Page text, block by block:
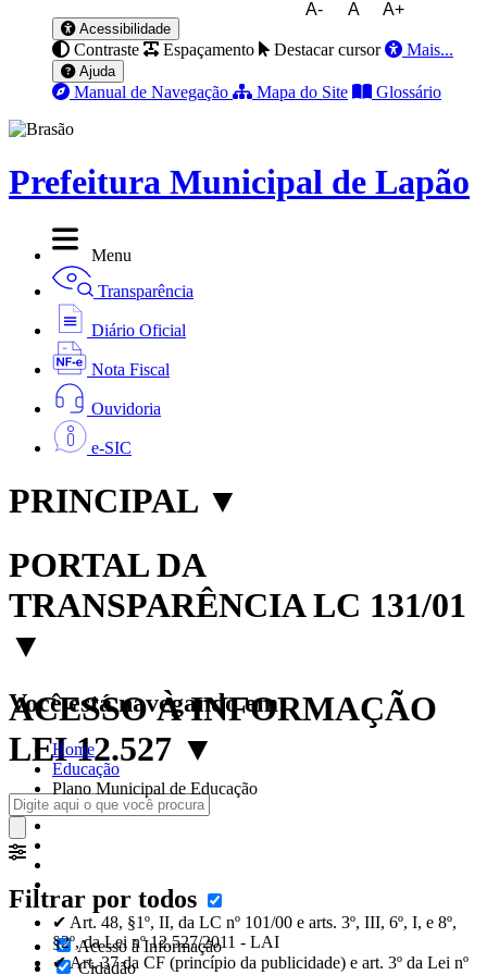
A- A A+
Acessibilidade
Contraste Espaçamento Destacar cursor Mais...
Ajuda
Manual de Navegação Mapa do Site Glossário
Prefeitura Municipal de Lapão
Menu
Transparência
Diário Oficial
Nota Fiscal
Ouvidoria
e-SIC
PRINCIPAL ▼
PORTAL DA
TRANSPARÊNCIA LC 131/01
▼
ACESSO À INFORMAÇÃO
LEI 12.527 ▼
Filtrar por todos
Acesso à Informação
Cidadão
Você está navegando em:
Home
Educação
Plano Municipal de Educação
✔ Art. 48, §1º, II, da LC nº 101/00 e arts. 3º, III, 6º, I, e 8º,
§2º, da Lei nº 12.527/2011 - LAI
✔ Art. 37 da CF (princípio da publicidade) e art. 3º da Lei nº